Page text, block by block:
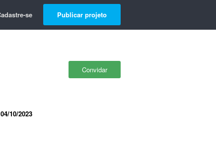
se Publicar projeto
Convidar
04/10/2023